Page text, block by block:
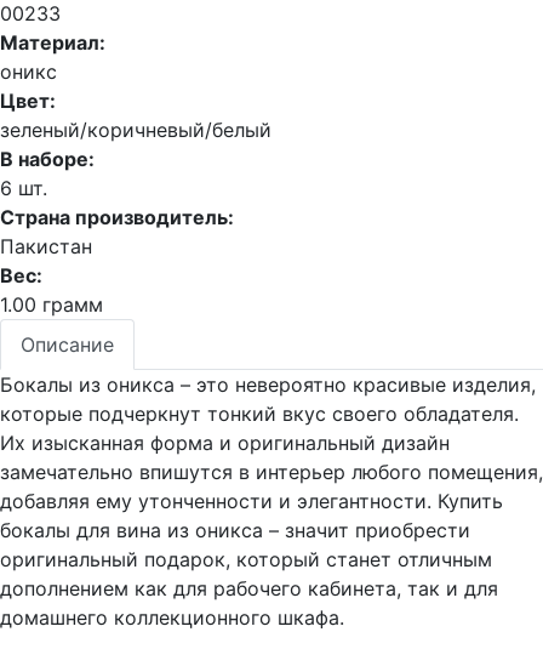
00233
Материал:
оникс
Цвет:
зеленый/коричневый/белый
В наборе:
6 шт.
Страна производитель:
Пакистан
Вес:
1.00 грамм
Описание
Бокалы из оникса – это невероятно красивые изделия,
которые подчеркнут тонкий вкус своего обладателя.
Их изысканная форма и оригинальный дизайн
замечательно впишутся в интерьер любого помещения,
добавляя ему утонченности и элегантности. Купить
бокалы для вина из оникса – значит приобрести
оригинальный подарок, который станет отличным
дополнением как для рабочего кабинета, так и для
домашнего коллекционного шкафа.